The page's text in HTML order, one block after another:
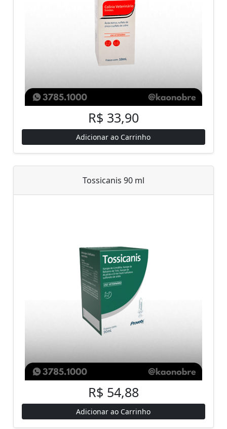
R$ 33,90
Adicionar ao Carrinho
Tossicanis 90 ml
R$ 54,88
Adicionar ao Carrinho